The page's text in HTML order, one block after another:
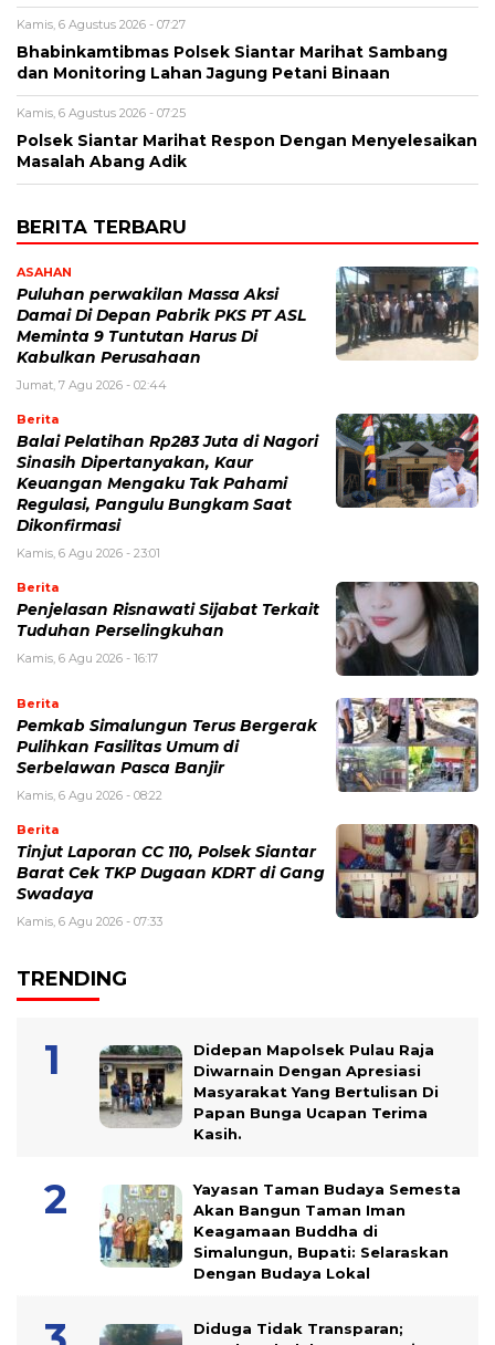
Kamis, 6 Agustus 2026 - 07:27
Bhabinkamtibmas Polsek Siantar Marihat Sambang
dan Monitoring Lahan Jagung Petani Binaan
Kamis, 6 Agustus 2026 - 07:25
Polsek Siantar Marihat Respon Dengan Menyelesaikan
Masalah Abang Adik
BERITA TERBARU
ASAHAN
Puluhan perwakilan Massa Aksi
Damai Di Depan Pabrik PKS PT ASL
Meminta 9 Tuntutan Harus Di
Kabulkan Perusahaan
Jumat, 7 Agu 2026 - 02:44
Berita
Balai Pelatihan Rp283 Juta di Nagori
Sinasih Dipertanyakan, Kaur
Keuangan Mengaku Tak Pahami
Regulasi, Pangulu Bungkam Saat
Dikonfirmasi
Kamis, 6 Agu 2026 - 23:01
Berita
Penjelasan Risnawati Sijabat Terkait
Tuduhan Perselingkuhan
Kamis, 6 Agu 2026 - 16:17
Berita
Pemkab Simalungun Terus Bergerak
Pulihkan Fasilitas Umum di
Serbelawan Pasca Banjir
Kamis, 6 Agu 2026 - 08:22
Berita
Tinjut Laporan CC 110, Polsek Siantar
Barat Cek TKP Dugaan KDRT di Gang
Swadaya
Kamis, 6 Agu 2026 - 07:33
TRENDING
Didepan Mapolsek Pulau Raja
Diwarnain Dengan Apresiasi
Masyarakat Yang Bertulisan Di
Papan Bunga Ucapan Terima
Kasih.
Yayasan Taman Budaya Semesta
Akan Bangun Taman Iman
Keagamaan Buddha di
Simalungun, Bupati: Selaraskan
Dengan Budaya Lokal
Diduga Tidak Transparan;